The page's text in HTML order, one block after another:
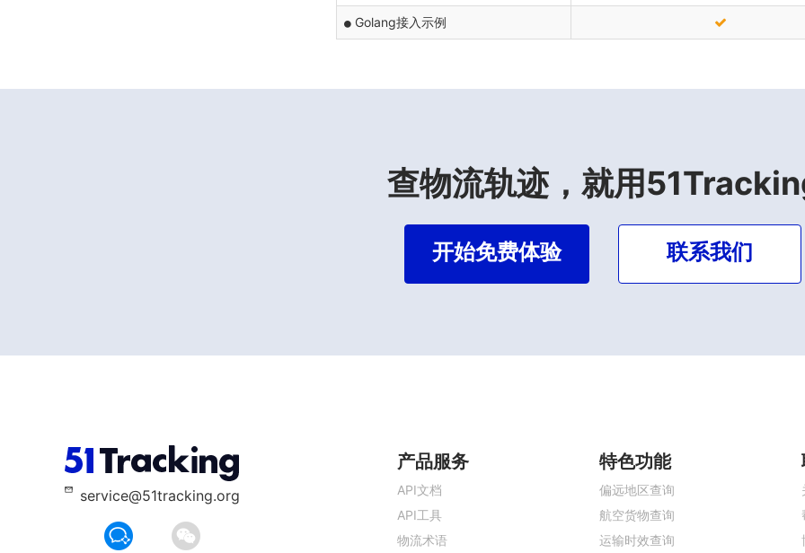
Golang接入示例
查物流轨迹，就用
开始免费体验 联系我们
service@51tracking.org
产品服务
API文档
API工具
物流术语
特色功能
偏远地区查询
航空货物查询
运输时效查询